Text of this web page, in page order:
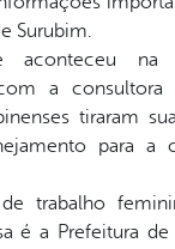
Surubim.
aconteceu na
a consultora
tiraram
para a
trabalho
é a Prefeitura